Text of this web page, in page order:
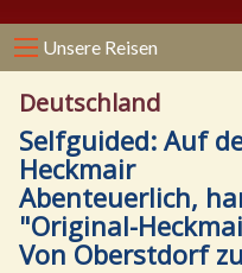
Unsere Reisen
Deutschland
Selfguided: Auf
Heckmair
Abenteuerlich,
"Original-
Von Oberstdorf